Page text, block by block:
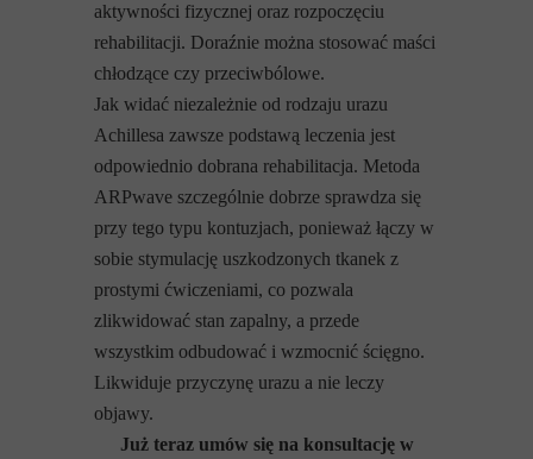
aktywności fizycznej oraz rozpoczęciu
rehabilitacji. Doraźnie można stosować maści
chłodzące czy przeciwbólowe.
Jak widać niezależnie od rodzaju urazu
Achillesa zawsze podstawą leczenia jest
odpowiednio dobrana rehabilitacja. Metoda
ARPwave szczególnie dobrze sprawdza się
przy tego typu kontuzjach, ponieważ łączy w
sobie stymulację uszkodzonych tkanek z
prostymi ćwiczeniami, co pozwala
zlikwidować stan zapalny, a przede
wszystkim odbudować i wzmocnić ścięgno.
Likwiduje przyczynę urazu a nie leczy
objawy.
Już teraz umów się na konsultację w